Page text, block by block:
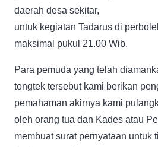
daerah desa sekitar,
untuk kegiatan Tadarus di
maksimal pukul 21.00 Wib.
Para pemuda yang telah
tongtek tersebut kami berikan
pemahaman akirnya kami
oleh orang tua dan Kades atau
membuat surat pernyataan untuk